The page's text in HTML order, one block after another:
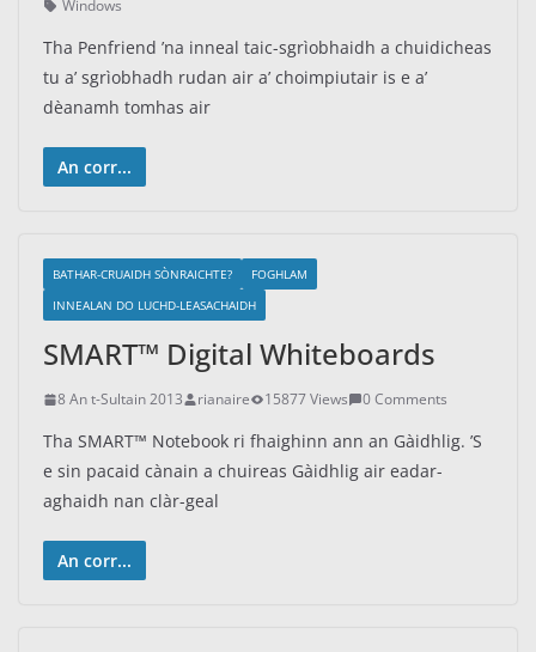
Windows
Tha Penfriend ’na inneal taic-sgrìobhaidh a chuidicheas
tu a’ sgrìobhadh rudan air a’ choimpiutair is e a’
dèanamh tomhas air
An corr...
BATHAR-CRUAIDH SÒNRAICHTE?
FOGHLAM
INNEALAN DO LUCHD-LEASACHAIDH
SMART™ Digital Whiteboards
8 An t-Sultain 2013 rianaire 15877 Views 0 Comments
Tha SMART™ Notebook ri fhaighinn ann an Gàidhlig. ’S
e sin pacaid cànain a chuireas Gàidhlig air eadar-
aghaidh nan clàr-geal
An corr...